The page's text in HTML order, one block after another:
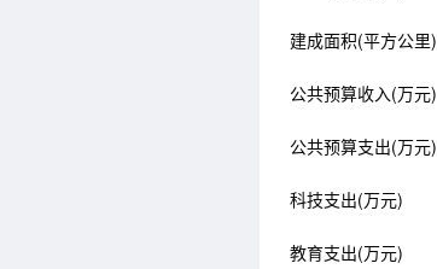
建成面积(平方公里)
公共预算收入(万元)
公共预算支出(万元)
科技支出(万元)
教育支出(万元)